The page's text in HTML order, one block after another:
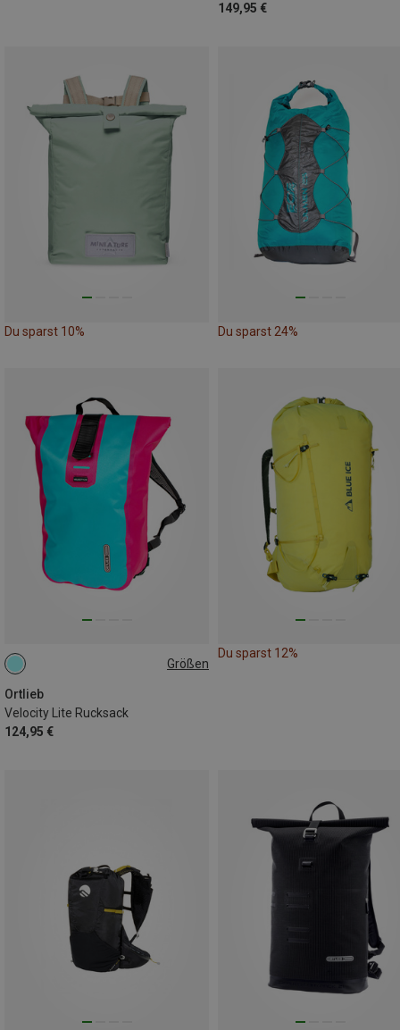
149,95 €
Du sparst 10% Du sparst 24%
Größen
Ortlieb
Velocity Lite Rucksack
124,95 €
23L
Du sparst 12%